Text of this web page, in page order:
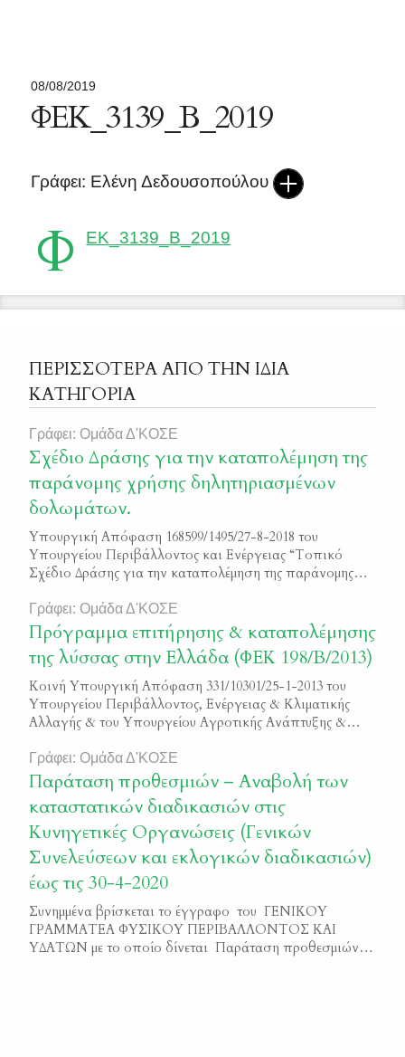
08/08/2019
ΦΕΚ_3139_Β_2019
Γράφει: Ελένη Δεδουσοπούλου
Φ ΕΚ_3139_Β_2019
ΠΕΡΙΣΣΟΤΕΡΑ ΑΠΟ ΤΗΝ ΙΔΙΑ
ΚΑΤΗΓΟΡΙΑ
Γράφει: Ομάδα Δ'ΚΟΣΕ
Σχέδιο Δράσης για την καταπολέμηση της
παράνομης χρήσης δηλητηριασμένων
δολωμάτων.
Υπουργική Απόφαση 168599/1495/27-8-2018 του
Υπουργείου Περιβάλλοντος και Ενέργειας “Τοπικό
Σχέδιο Δράσης για την καταπολέμηση της παράνομης
Β/2018 Πρόκειται για την ενεργή συμμετοχή των
κυνηγετικών οργανώσεων και των φυλάκων θήρας στην
υλοποίηση των τοπικών σχεδίων δράσης κατά της
παράνομης χρήσης δηλητηριασμένων δολωμάτων.
Γράφει: Ομάδα Δ'ΚΟΣΕ
Πρόγραμμα επιτήρησης & καταπολέμησης
της λύσσας στην Ελλάδα (ΦΕΚ 198/Β/2013)
Κοινή Υπουργική Απόφαση 331/10301/25-1-2013 του
Υπουργείου Περιβάλλοντος, Ενέργειας & Κλιματικής
Αλλαγής & του Υπουργείου Αγροτικής Ανάπτυξης &
καταπολέμησης της λύσσας στην Ελλάδα Φ.Ε.Κ. 198/
Β/2013
Γράφει: Ομάδα Δ'ΚΟΣΕ
Παράταση προθεσμιών – Αναβολή των
καταστατικών διαδικασιών στις
Κυνηγετικές Οργανώσεις (Γενικών
Συνελεύσεων και εκλογικών διαδικασιών)
έως τις 30-4-2020
Συνημμένα βρίσκεται το έγγραφο του ΓΕΝΙΚΟΥ
ΓΡΑΜΜΑΤΕΑ ΦΥΣΙΚΟΥ ΠΕΡΙΒΑΛΛΟΝΤΟΣ ΚΑΙ
ΥΔΑΤΩΝ με το οποίο δίνεται Παράταση προθεσμιών –